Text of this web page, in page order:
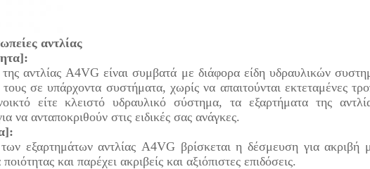
αντλίας
αντλίας A4VG είναι συμβατά με διάφορα είδη υδραυλικών
σε υπάρχοντα συστήματα, χωρίς να απαιτούνται εκτεταμένες
είτε κλειστό υδραυλικό σύστημα, τα εξαρτήματα της
να ανταποκριθούν στις ειδικές σας ανάγκες.
εξαρτημάτων αντλίας A4VG βρίσκεται η δέσμευση για ακριβή
και παρέχει ακριβείς και αξιόπιστες επιδόσεις.